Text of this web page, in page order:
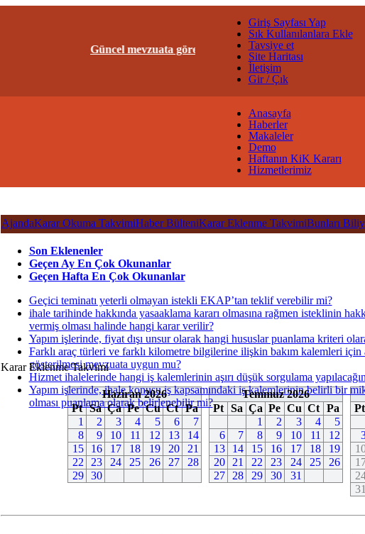
Güncel mevzuata göre geçerliği kalmayan KiK Kararları,
Giriş Sayfası Yap
Sık Kullanılanlara Ekle
Tavsiye et
Site Haritası
İletişim
Gir / Çık
Anasayfa
Haberler
Makaleler
Demo
Haftanın KiK Kararı
Hizmetlerimiz
AjandaKarar Okuma TakvimiHaber BülteniKarar Eklenme TakvimiBunları
Son Eklenenler
Geçen Ay En Çok Okunanlar
Geçen Hafta En Çok Okunanlar
Geçici teminatı yeterli olmayan istekli EKAP’tan teklif verebilir mi?
ihale tarihinde hakkında yasaaklama kararı olmasına rağmen isteklinin
vermiş olması halinde hangi karar verilir?
Yapım işlerinde, fiyat dışı unsur olarak hangi hususlar puanlama kriteri
Farklı araç türleri ve farklı kilometre bilgilerine ilişkin bakım kalemleri için
gösterilmesi mevzuata uygun mu?
Hizmet ihalelerinde hangi iş kalemlerinin aşırı düşük sorgulama
Yapım işlerinde, ihale konusu iş kapsamındaki iş kalemlerinin belirli bir
olması puanlama olarak belirlenebilir mi?
Karar Eklenme Takvimi
Haziran 2026
Pt Sa Ça Pe Cu Ct Pa
1
2 3 4 5 6
7
8
9 10 11 12 13
14
15
16 17 18 19 20
21
22
23 24 25 26 27
28
29
30
Temmuz 2026
Pt
Sa Ça Pe Cu Ct Pa
1
2 3 4
5
6
7 8 9 10 11
12
13
14 15 16 17 18
19
20
21 22 23 24 25
26
27
28 29 30 31
Pt
31